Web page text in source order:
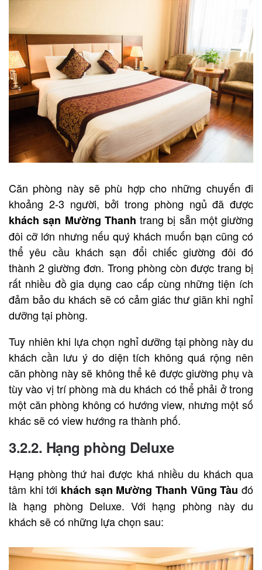
Căn phòng này sẽ phù hợp cho những chuyến đi
khoảng 2-3 người, bởi trong phòng ngủ đã được
khách sạn Mường Thanh trang bị sẵn một giường
đôi cỡ lớn nhưng nếu quý khách muốn bạn cũng có
thể yêu cầu khách sạn đổi chiếc giường đôi đó
thành 2 giường đơn. Trong phòng còn được trang bị
rất nhiều đồ gia dụng cao cấp cùng những tiện ích
đảm bảo du khách sẽ có cảm giác thư giãn khi nghỉ
dưỡng tại phòng.
Tuy nhiên khi lựa chọn nghỉ dưỡng tại phòng này du
khách cần lưu ý do diện tích không quá rộng nên
căn phòng này sẽ không thể kê được giường phụ và
tùy vào vị trí phòng mà du khách có thể phải ở trong
một căn phòng không có hướng view, nhưng một số
khác sẽ có view hướng ra thành phố.
3.2.2. Hạng phòng Deluxe
Hạng phòng thứ hai được khá nhiều du khách qua
tâm khi tới khách sạn Mường Thanh Vũng Tàu đó
là hạng phòng Deluxe. Với hạng phòng này du
khách sẽ có những lựa chọn sau: